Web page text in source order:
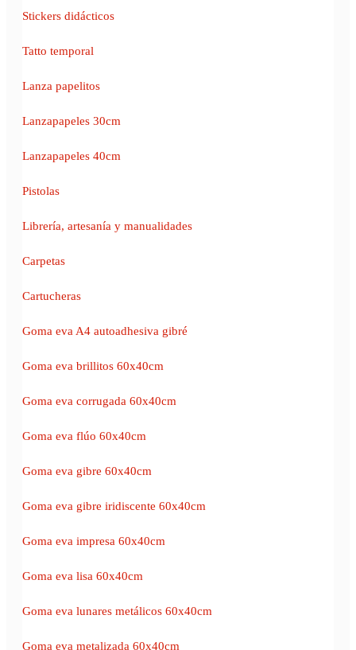
Stickers didácticos
Tatto temporal
Lanza papelitos
Lanzapapeles 30cm
Lanzapapeles 40cm
Pistolas
Librería, artesanía y manualidades
Carpetas
Cartucheras
Goma eva A4 autoadhesiva gibré
Goma eva brillitos 60x40cm
Goma eva corrugada 60x40cm
Goma eva flúo 60x40cm
Goma eva gibre 60x40cm
Goma eva gibre iridiscente 60x40cm
Goma eva impresa 60x40cm
Goma eva lisa 60x40cm
Goma eva lunares metálicos 60x40cm
Goma eva metalizada 60x40cm